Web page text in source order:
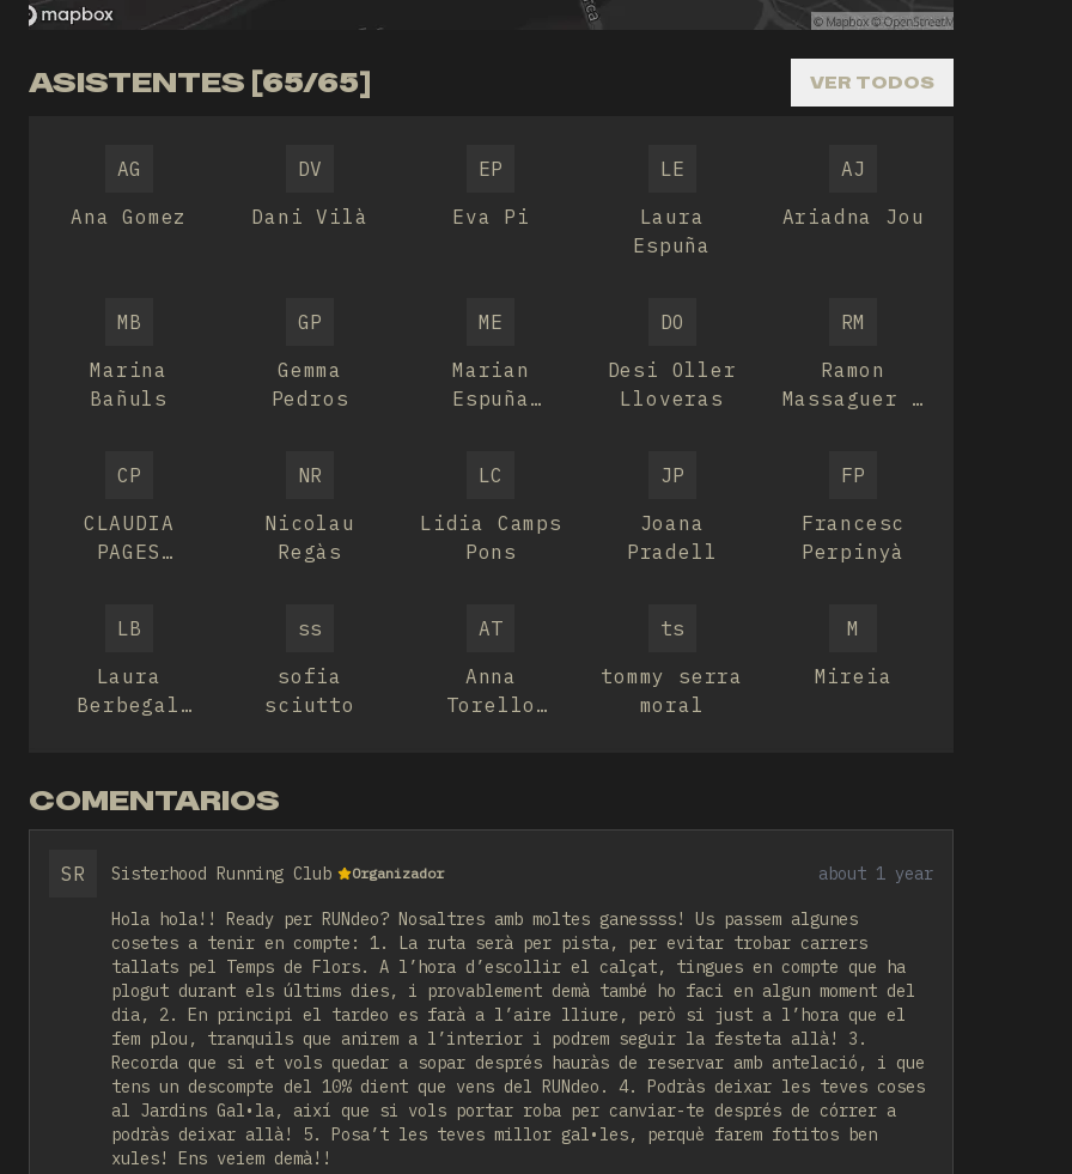
ASISTENTES [65/65] VER TODOS
AG
Ana Gomez
DV
Dani Vilà
EP
Eva Pi
LE
Laura
Espuña
AJ
Ariadna Jou
MB
Marina
Bañuls
GP
Gemma
Pedros
ME
Marian
Espuña
DO
Desi Oller
Lloveras
RM
Ramon
Massaguer i
CP
CLAUDIA
PAGES
NR
Nicolau
Regàs
LC
Lidia Camps
Pons
JP
Joana
Pradell
FP
Francesc
Perpinyà
LB
Laura
Berbegal
ss
sofia
sciutto
AT
Anna
Torello
ts
tommy serra
moral
M
Mireia
COMENTARIOS
SR Sisterhood Running Club Organizador about 1 year
Hola hola!! Ready per RUNdeo? Nosaltres amb moltes ganessss! Us passem algunes
cosetes a tenir en compte: 1. La ruta serà per pista, per evitar trobar carrers
tallats pel Temps de Flors. A l’hora d’escollir el calçat, tingues en compte que ha
plogut durant els últims dies, i provablement demà també ho faci en algun moment del
dia, 2. En principi el tardeo es farà a l’aire lliure, però si just a l’hora que el
fem plou, tranquils que anirem a l’interior i podrem seguir la festeta allà! 3.
Recorda que si et vols quedar a sopar després hauràs de reservar amb antelació, i que
tens un descompte del 10% dient que vens del RUNdeo. 4. Podràs deixar les teves coses
al Jardins Gal•la, així que si vols portar roba per canviar-te després de córrer a
podràs deixar allà! 5. Posa’t les teves millor gal•les, perquè farem fotitos ben
xules! Ens veiem demà!!